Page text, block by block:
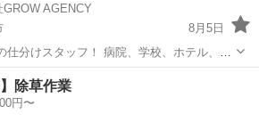
AGENCY
8月5日
！ 病院、学校、ホテル、売
けるシンプル作業。 【具体的には】
ードスキャン ・納品先ごとの仕分け ・出
庫 時給
】除草作業
円〜